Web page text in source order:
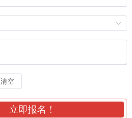
清空
立即报名！